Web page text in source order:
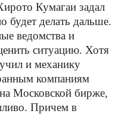
Кумагаи задал
будет делать дальше.
ведомства и
ситуацию. Хотя
и механику
компаниям
Московской бирже,
Причем в